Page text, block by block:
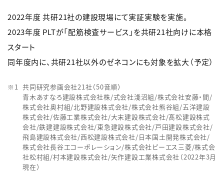
2022年度 共研21社の建設現場にて実証実験を実施。
2023年度 PLTが「配筋検査サービス」を共研21社向けに本格
スタート
同年度内に、共研21社以外のゼネコンにも対象を拡大（予定）
共同研究参画会社21社（50音順）
青木あすなろ建設株式会社株/式会社淺沼組/株式会社安藤・間/
株式会社奥村組/北野建設株式会社/株式会社熊谷組/五洋建設
株式会社/佐藤工業株式会社/大末建設株式会社/髙松建設株式
会社/鉄建建設株式会社/東急建設株式会社/戸田建設株式会社/
飛島建設株式会社/西松建設株式会社/日本国土開発株式会社/
株式会社長谷工コーポレーション/株式会社ピーエス三菱/株式会
社松村組/村本建設株式会社/矢作建設工業株式会社（2022年3月
現在）